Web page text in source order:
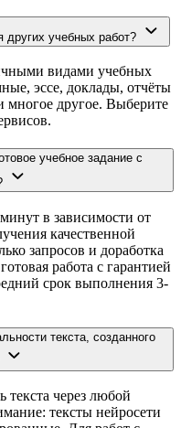
других учебных работ?
видами учебных
эссе, доклады, отчёты
многое другое. Выберите
учебное задание с
в зависимости от
качественной
запросов и доработка
работа с гарантией
срок выполнения 3-
текста, созданного
текста через любой
тексты нейросети